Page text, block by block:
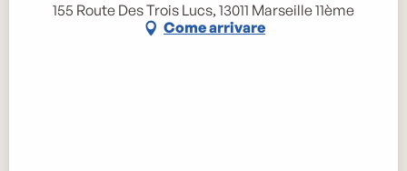
155 Route Des Trois Lucs, 13011 Marseille 11ème
Come arrivare